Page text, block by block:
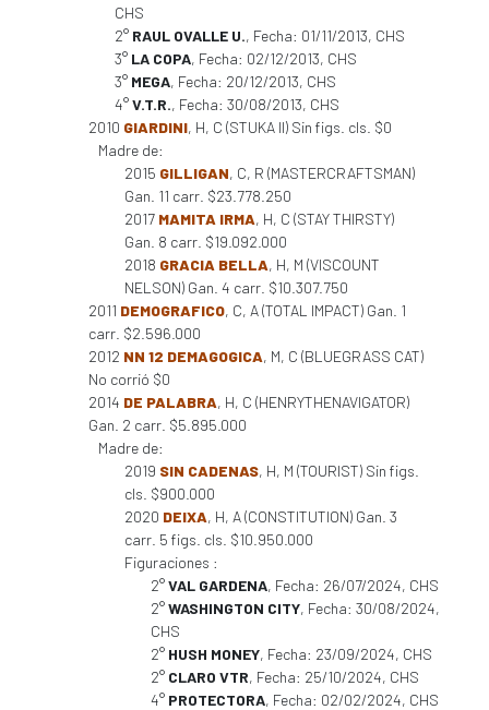
CHS
2° RAUL OVALLE U., Fecha: 01/11/2013, CHS
3° LA COPA, Fecha: 02/12/2013, CHS
3° MEGA, Fecha: 20/12/2013, CHS
4°V.T.R., Fecha: 30/08/2013, CHS
2010 GIARDINI, H, C (STUKA II) Sin figs. cls. $0
Madre de:
2015 GILLIGAN, C, R (MASTERCRAFTSMAN)
Gan. 11 carr. $23.778.250
2017 MAMITA IRMA, H, C (STAY THIRSTY)
Gan. 8 carr. $19.092.000
2018 GRACIA BELLA, H, M (VISCOUNT
NELSON) Gan. 4 carr. $10.307.750
2011 DEMOGRAFICO, C, A (TOTAL IMPACT) Gan. 1
carr. $2.596.000
2012 NN 12 DEMAGOGICA, M, C (BLUEGRASS CAT)
No corrió $0
2014 DE PALABRA, H, C (HENRYTHENAVIGATOR)
Gan. 2 carr. $5.895.000
Madre de:
2019 SIN CADENAS, H, M (TOURIST) Sin figs.
cls. $900.000
2020 DEIXA, H, A (CONSTITUTION) Gan. 3
carr. 5 figs. cls. $10.950.000
Figuraciones :
2°VAL GARDENA, Fecha: 26/07/2024, CHS
2°WASHINGTON CITY, Fecha: 30/08/2024,
CHS
2° HUSH MONEY, Fecha: 23/09/2024, CHS
2° CLARO VTR, Fecha: 25/10/2024, CHS
4° PROTECTORA, Fecha: 02/02/2024, CHS